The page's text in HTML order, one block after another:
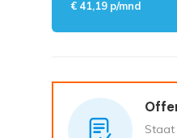
€ 41,19 p/mnd
Staat